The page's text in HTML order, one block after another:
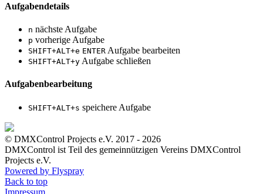
Aufgabendetails
n nächste Aufgabe
p vorherige Aufgabe
SHIFT+ALT+e ENTER Aufgabe bearbeiten
SHIFT+ALT+y Aufgabe schließen
Aufgabenbearbeitung
SHIFT+ALT+s speichere Aufgabe
© DMXControl Projects e.V. 2017 - 2026
DMXControl ist Teil des gemein­nützigen Vereins DMXControl
Projects e.V.
Powered by Flyspray
Back to top
Impressum